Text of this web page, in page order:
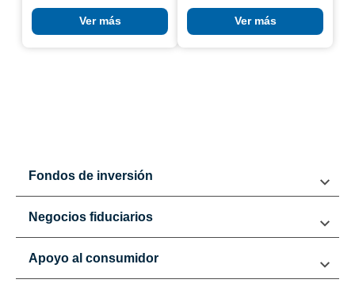
Ver más Ver más
Fondos de inversión
Negocios fiduciarios
Apoyo al consumidor